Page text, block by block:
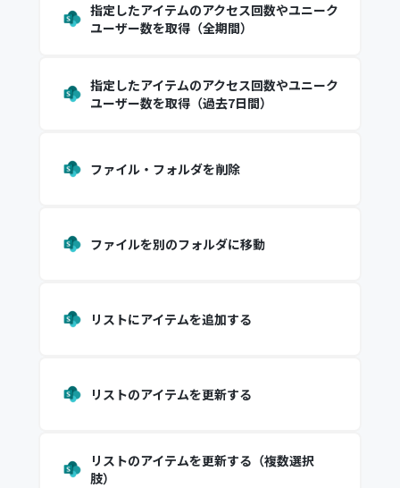
指定したアイテムのアクセス回数やユニーク
ユーザー数を取得（全期間）
指定したアイテムのアクセス回数やユニーク
ユーザー数を取得（過去7日間）
ファイル・フォルダを削除
ファイルを別のフォルダに移動
リストにアイテムを追加する
リストのアイテムを更新する
リストのアイテムを更新する（複数選択
肢）